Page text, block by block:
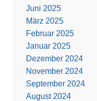
Juni 2025
März 2025
Februar 2025
Januar 2025
Dezember 2024
November 2024
September 2024
August 2024